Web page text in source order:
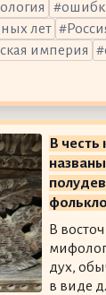
лет
империя
В честь
В
дух,
в виде